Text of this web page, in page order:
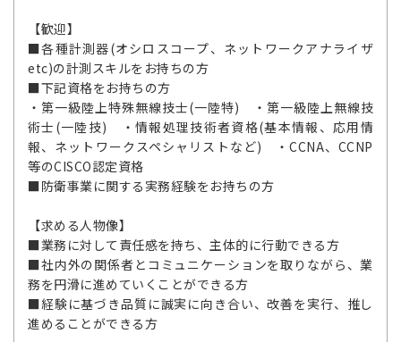
【歓迎】
■各種計測器(オシロスコープ、ネットワークアナライザ
etc)の計測スキルをお持ちの方
■下記資格をお持ちの方
・第一級陸上特殊無線技士(一陸特) ・第一級陸上無線技
術士(一陸技) ・情報処理技術者資格(基本情報、応用情
報、ネットワークスペシャリストなど) ・CCNA、CCNP
等のCISCO認定資格
■防衛事業に関する実務経験をお持ちの方
【求める人物像】
■業務に対して責任感を持ち、主体的に行動できる方
■社内外の関係者とコミュニケーションを取りながら、業
務を円滑に進めていくことができる方
■経験に基づき品質に誠実に向き合い、改善を実行、推し
進めることができる方